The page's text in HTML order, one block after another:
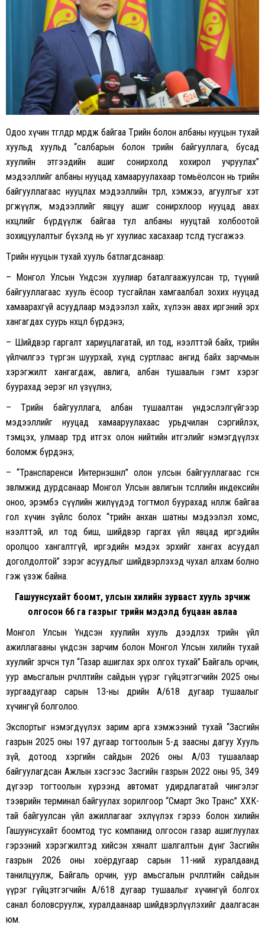
Одоо хүчин төгөлдөр мөрдөж байгаа Төрийн болон албаны нууцын тухай
хуульд хуульд “салбарын болон төрийн байгууллага, бусад
хуулийн этгээдийн ашиг сонирхолд хохирол учруулах”
мэдээллийг албаны нууцад хамааруулахаар томьёолсон нь төрийн
байгууллагаас нууцлах мэдээллийн төрөл, хэмжээ, агуулгыг хэт
өргөжүүлж, мэдээллийг явцуу ашиг сонирхлоор нууцад авах
нөхцөлийг бүрдүүлж байгаа тул албаны нууцтай холбоотой
зохицуулалтыг бүхэлд нь уг хуулиас хасахаар төсөлд тусгажээ.
Төрийн нууцын тухай хууль батлагдсанаар:
– Монгол Улсын Үндсэн хуулиар баталгаажуулсан төр, түүний
байгууллагаас хууль ёсоор тусгайлан хамгаалбал зохих нууцад
хамаарахгүй асуудлаар мэдээлэл хайх, хүлээн авах иргэний эрх
хангагдах суурь нөхцөл бүрдэнэ;
– Шийдвэр гаргалт хариуцлагатай, ил тод, нээлттэй байх, төрийн
үйлчилгээ түргэн шуурхай, хүнд суртлаас ангид байх зарчмын
хэрэгжилт хангагдаж, авлига, албан тушаалын гэмт хэрэг
буурахад эерэг нөлөө үзүүлнэ;
– Төрийн байгууллага, албан тушаалтан үндэслэлгүйгээр
мэдээллийг нууцад хамааруулахаас урьдчилан сэргийлэх,
тэмцэх, улмаар төрд итгэх олон нийтийн итгэлийг нэмэгдүүлэх
боломж бүрдэнэ;
– “Транспаренси Интернэшнл” олон улсын байгууллагаас өгсөн
зөвлөмжид дурдсанаар Монгол Улсын авлигын төсөөллийн индексийн
оноо, эрэмбэ сүүлийн жилүүдэд тогтмол буурахад нөлөөлж байгаа
гол хүчин зүйлс болох “төрийн анхан шатны мэдээлэл хомс,
нээлттэй, ил тод биш, шийдвэр гаргах үйл явцад иргэдийн
оролцоо хангалтгүй, иргэдийн мэдэх эрхийг хангах асуудал
доголдолтой” зэрэг асуудлыг шийдвэрлэхэд чухал алхам болно
гэж үзэж байна.
Гашуунсухайт боомт, улсын хилийн зурваст хууль зөрчиж
олгосон 66 га газрыг төрийн мэдэлд буцаан авлаа
Монгол Улсын Үндсэн хуулийн хууль дээдлэх төрийн үйл
ажиллагааны үндсэн зарчим болон Монгол Улсын хилийн тухай
хуулийг зөрчсөн тул “Газар ашиглах эрх олгох тухай” Байгаль орчин,
уур амьсгалын өөрчлөлтийн сайдын үүрэг гүйцэтгэгчийн 2025 оны
зургаадугаар сарын 13-ны өдрийн А/618 дугаар тушаалыг
хүчингүй болголоо.
Экспортыг нэмэгдүүлэх зарим арга хэмжээний тухай “Засгийн
газрын 2025 оны 197 дугаар тогтоолын 5-д заасны дагуу Хууль
зүй, дотоод хэргийн сайдын 2026 оны А/03 тушаалаар
байгуулагдсан Ажлын хэсгээс Засгийн газрын 2022 оны 95, 349
дүгээр тогтоолын хүрээнд автомат удирдлагатай чингэлэг
тээврийн терминал байгуулах зорилгоор “Смарт Эко Транс” ХХК-
тай байгуулсан үйл ажиллагааг эхлүүлэх гэрээ болон хилийн
Гашуунсухайт боомтод тус компанид олгосон газар ашиглуулах
гэрээний хэрэгжилтэд хийсэн хяналт шалгалтын дүнг Засгийн
газрын 2026 оны хоёрдугаар сарын 11-ний хуралдаанд
танилцуулж, Байгаль орчин, уур амьсгалын өөрчлөлтийн сайдын
үүрэг гүйцэтгэгчийн А/618 дугаар тушаалыг хүчингүй болгох
санал боловсруулж, хуралдаанаар шийдвэрлүүлэхийг даалгасан
юм.